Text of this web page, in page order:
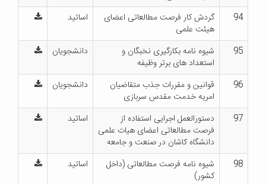
94
گردش کار فرصت مطالعاتی اعضای
هیئت علمی
اساتید
95
شیوه نامه بکارگیری نخبگان و
استعداد های برتر وظیفه
دانشجویان
96
قوانین و مقررات جذب متقاضیان
امریه خدمت مقدس سربازی
دانشجویان
97
دستورالعمل اجرایی استفاده از
فرصت مطالعاتی اعضای هیات علمی
دانشگاه کاشان در صنعت و جامعه
اساتید
98
شیوه نامه فرصت مطالعاتی (داخل
کشور)
اساتید